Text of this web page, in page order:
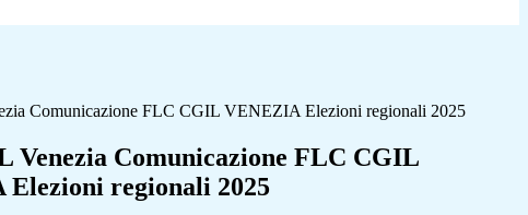
Comunicazione FLC CGIL VENEZIA Elezioni regionali 2025
Venezia Comunicazione FLC CGIL
regionali 2025